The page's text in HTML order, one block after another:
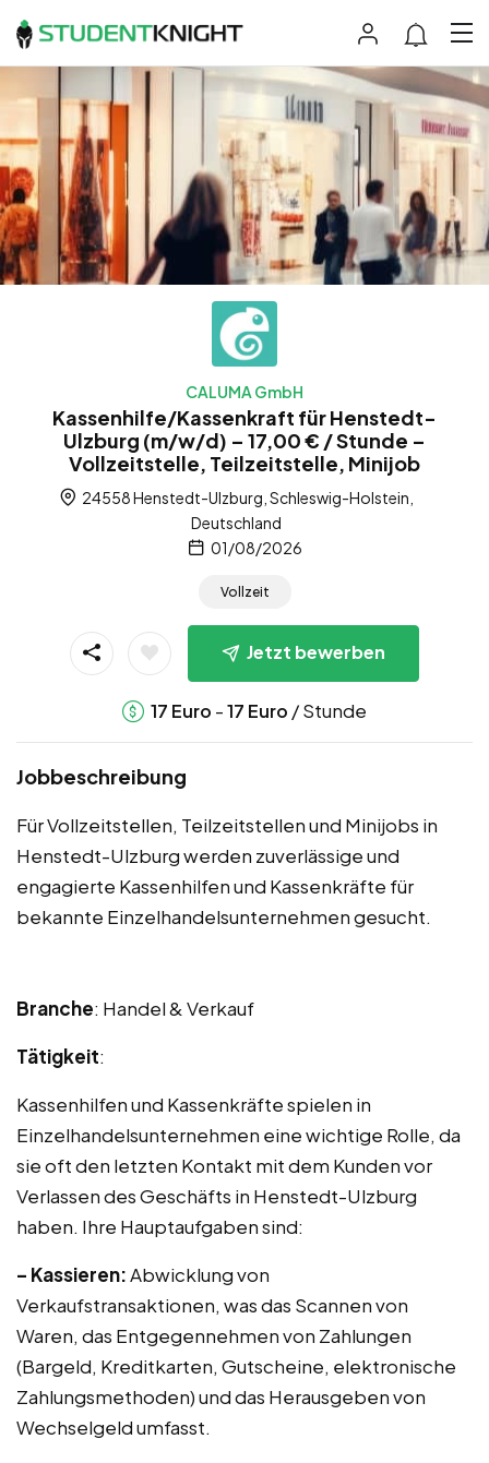
CALUMA GmbH
Kassenhilfe/Kassenkraft für Henstedt-
Ulzburg (m/w/d) – 17,00 € / Stunde –
Vollzeitstelle, Teilzeitstelle, Minijob
24558 Henstedt-Ulzburg, Schleswig-Holstein,
Deutschland
01/08/2026
Vollzeit
Jetzt bewerben
17 Euro -17 Euro / Stunde
Jobbeschreibung
Für Vollzeitstellen, Teilzeitstellen und Minijobs in
Henstedt-Ulzburg werden zuverlässige und
engagierte Kassenhilfen und Kassenkräfte für
bekannte Einzelhandelsunternehmen gesucht.
Branche: Handel & Verkauf
Tätigkeit:
Kassenhilfen und Kassenkräfte spielen in
Einzelhandelsunternehmen eine wichtige Rolle, da
sie oft den letzten Kontakt mit dem Kunden vor
Verlassen des Geschäfts in Henstedt-Ulzburg
haben. Ihre Hauptaufgaben sind:
– Kassieren:Abwicklung von
Verkaufstransaktionen, was das Scannen von
Waren, das Entgegennehmen von Zahlungen
(Bargeld, Kreditkarten, Gutscheine, elektronische
Zahlungsmethoden) und das Herausgeben von
Wechselgeld umfasst.